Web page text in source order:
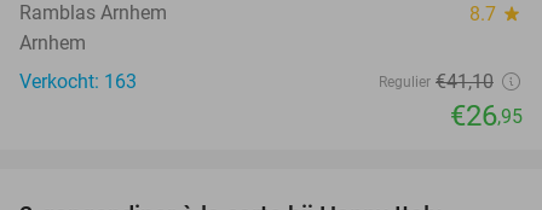
Ramblas Arnhem 8.7 star
Arnhem
Verkocht: 163
Regulier €41,10
€26,95